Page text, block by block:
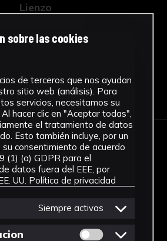
Lienzo
Descargar Ficha
IMÁGENES
sobre las cookies
de terceros que nos ayudan
sitio web (análisis). Para
servicios, necesitamos su
hacer clic en "Aceptar todas",
el tratamiento de datos
Esto también incluye, por un
consentimiento de acuerdo
(1) (a) GDPR para el
datos fuera del EEE, por
UU. Política de privacidad
Siempre activas
Permitir cookies